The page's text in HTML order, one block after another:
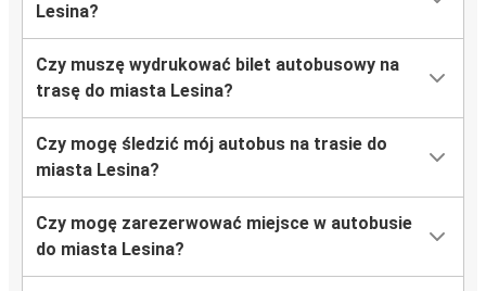
Lesina?
Czy muszę wydrukować bilet autobusowy na
trasę do miasta Lesina?
Czy mogę śledzić mój autobus na trasie do
miasta Lesina?
Czy mogę zarezerwować miejsce w autobusie
do miasta Lesina?